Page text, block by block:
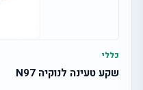
כללי
שקע טעינה לנוקיה N97